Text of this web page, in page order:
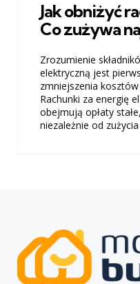
Jak obniżyć
Co zużywa
Zrozumienie
elektryczną jest
zmniejszenia
Rachunki za energię
obejmują opłaty
niezależnie od zużycia